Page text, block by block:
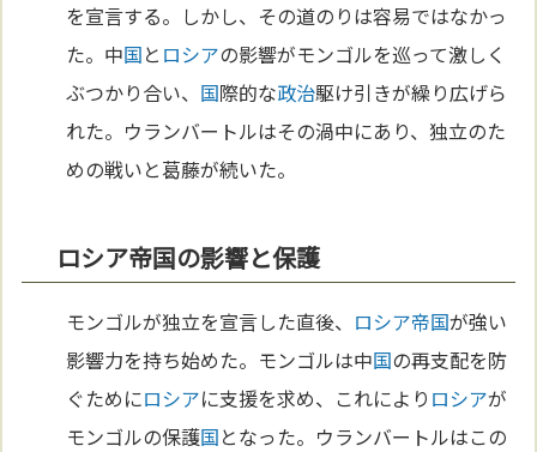
を宣言する。しかし、その道のりは容易ではなかっ
た。中国と ロシアの影響がモンゴルを巡って激しく
ぶつかり合い、 国際的な政治駆け引きが繰り広げら
れた。ウランバートルはその渦中にあり、独立のた
めの戦いと葛藤が続いた。
ロシア帝国の影響と保護
モンゴルが独立を宣言した直後、 ロシア帝国が強い
影響力を持ち始めた。モンゴルは中国の再支配を防
ぐためにロシアに支援を求め、これにより ロシアが
モンゴルの保護国となった。ウランバートルはこの